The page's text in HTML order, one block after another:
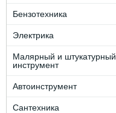
Бензотехника
Электрика
Малярный и штукатурный
инструмент
Автоинструмент
Сантехника